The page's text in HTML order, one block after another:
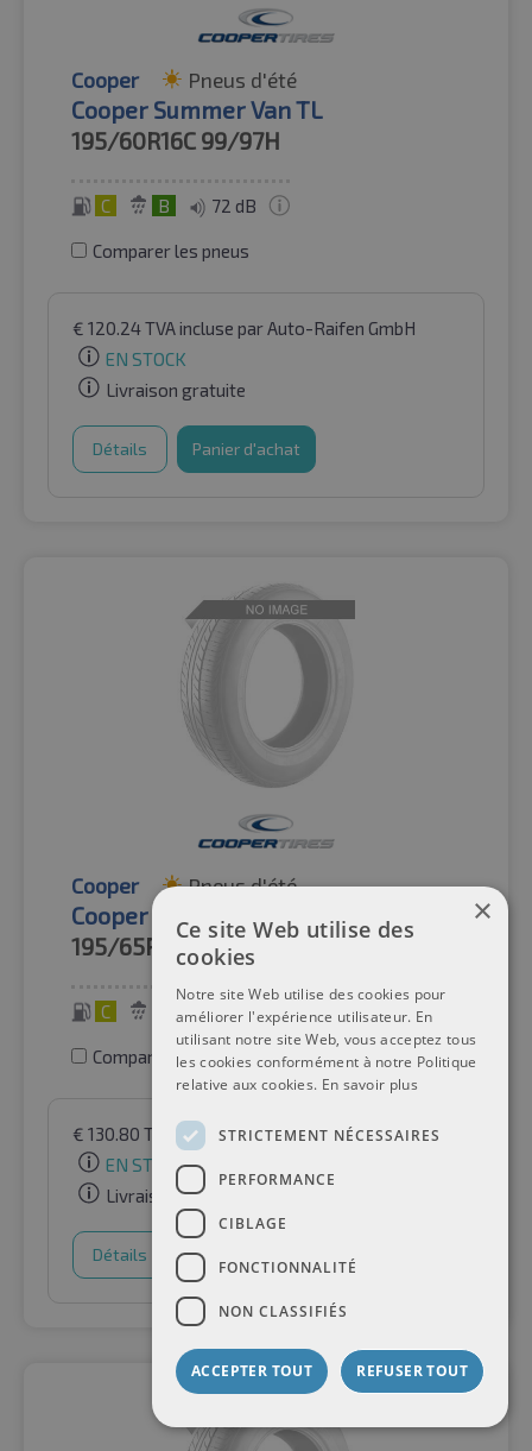
Cooper Pneus d'été
Cooper Summer Van TL
195/60R16C 99/97H
C B 72 dB
Comparer les pneus
€ 120.24TVA incluse par Auto-Raifen GmbH
EN STOCK
Livraison gratuite
Détails Panier d'achat
Cooper Pneus d'été
Cooper Summer Van TL
195/65R16C 104/102T
C 72 dB
Comparer les pneus
€ 130.80 TVA inclusepar Auto-Raifen GmbH
EN STOCK
Livraison gratuite
Détails Panier d'achat
×
Ce site Web utilise des
cookies
Notre site Web utilise des cookies pour
améliorer l'expérience utilisateur. En
utilisant notre site Web, vous acceptez tous
les cookies conformément à notre Politique
relative aux cookies. En savoir plus
STRICTEMENT NÉCESSAIRES
PERFORMANCE
CIBLAGE
FONCTIONNALITÉ
NON CLASSIFIÉS
ACCEPTER TOUT REFUSER TOUT